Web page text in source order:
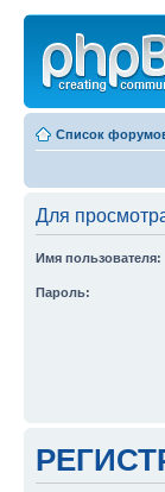
Список
Для
Имя пользователя:
Пароль: